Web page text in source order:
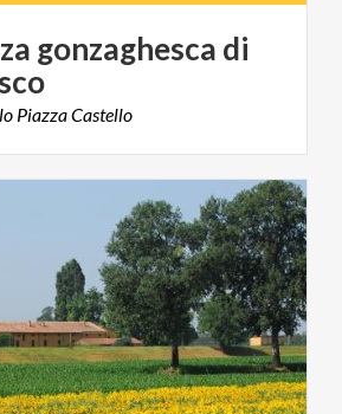
gonzaghesca di
PiazzaCastello